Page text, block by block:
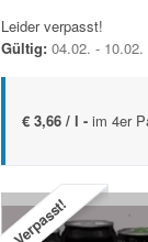
Leider verpasst!
Gültig: 04.02. - 10.02.
€ 3,66 / l - im 4er
Verpasst!